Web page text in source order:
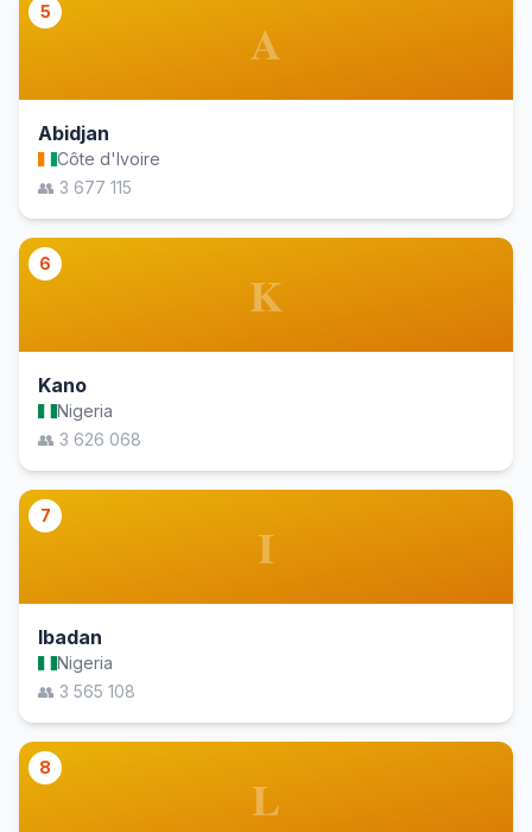
5
A
Abidjan
Côte d'Ivoire
👥 3 677 115
6
K
Kano
Nigeria
👥 3 626 068
7
I
Ibadan
Nigeria
👥 3 565 108
8
L